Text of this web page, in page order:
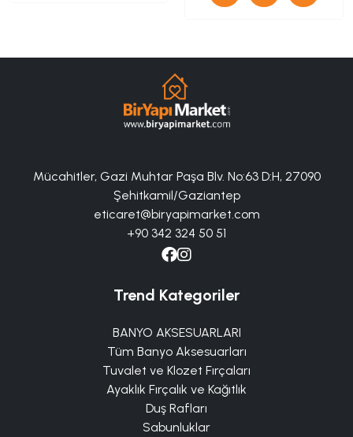
Mücahitler, Gazi Muhtar Paşa Blv. No:63 D:H, 27090
Şehitkamil/Gaziantep
eticaret@biryapimarket.com
+90 342 324 50 51
Trend Kategoriler
BANYO AKSESUARLARI
Tüm Banyo Aksesuarları
Tuvalet ve Klozet Fırçaları
Ayaklık Fırçalık ve Kağıtlık
Duş Rafları
Sabunluklar